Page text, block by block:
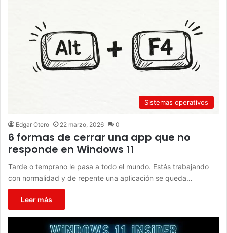
Sistemas operativos
Edgar Otero 22 marzo, 2026 0
6 formas de cerrar una app que no
responde en Windows 11
Tarde o temprano le pasa a todo el mundo. Estás trabajando
con normalidad y de repente una aplicación se queda…
Leer más